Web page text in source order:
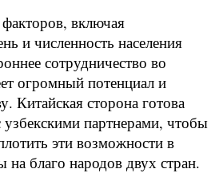
включая
и численность населения
сотрудничество во
огромный потенциал и
Китайская сторона готова
узбекскими партнерами, чтобы
эти возможности в
благо народов двух стран.